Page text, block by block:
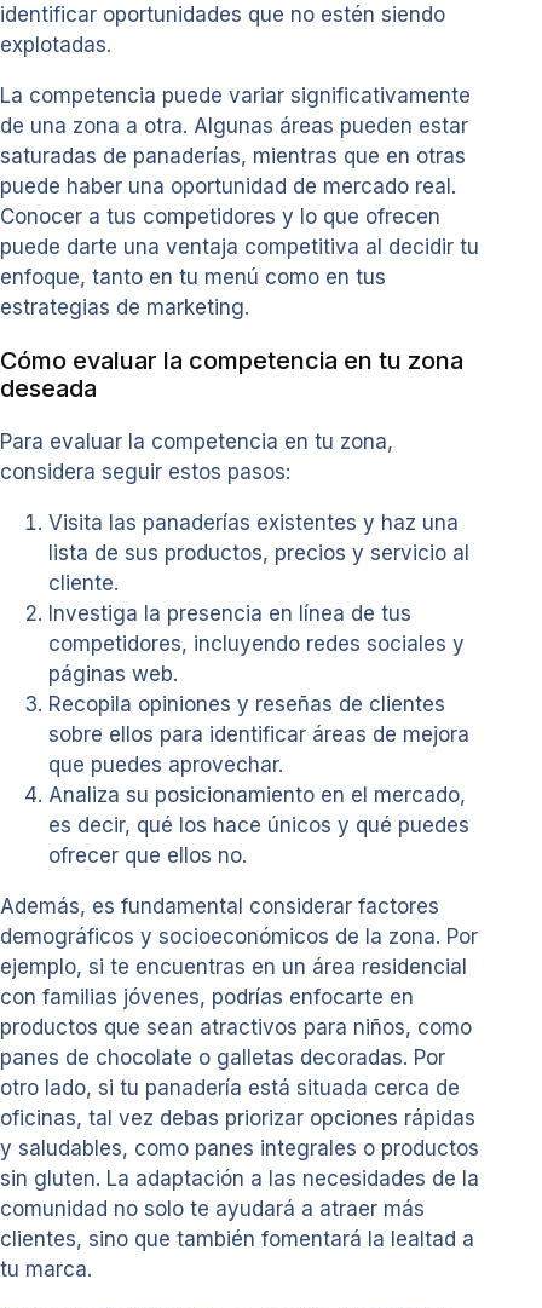
identificar oportunidades que no estén siendo
explotadas.
La competencia puede variar significativamente
de una zona a otra. Algunas áreas pueden estar
saturadas de panaderías, mientras que en otras
puede haber una oportunidad de mercado real.
Conocer a tus competidores y lo que ofrecen
puede darte una ventaja competitiva al decidir tu
enfoque, tanto en tu menú como en tus
estrategias de marketing.
Cómo evaluar la competencia en tu zona
deseada
Para evaluar la competencia en tu zona,
considera seguir estos pasos:
Visita las panaderías existentes y haz una
lista de sus productos, precios y servicio al
cliente.
Investiga la presencia en línea de tus
competidores, incluyendo redes sociales y
páginas web.
Recopila opiniones y reseñas de clientes
sobre ellos para identificar áreas de mejora
que puedes aprovechar.
Analiza su posicionamiento en el mercado,
es decir, qué los hace únicos y qué puedes
ofrecer que ellos no.
Además, es fundamental considerar factores
demográficos y socioeconómicos de la zona. Por
ejemplo, si te encuentras en un área residencial
con familias jóvenes, podrías enfocarte en
productos que sean atractivos para niños, como
panes de chocolate o galletas decoradas. Por
otro lado, si tu panadería está situada cerca de
oficinas, tal vez debas priorizar opciones rápidas
y saludables, como panes integrales o productos
sin gluten. La adaptación a las necesidades de la
comunidad no solo te ayudará a atraer más
clientes, sino que también fomentará la lealtad a
tu marca.